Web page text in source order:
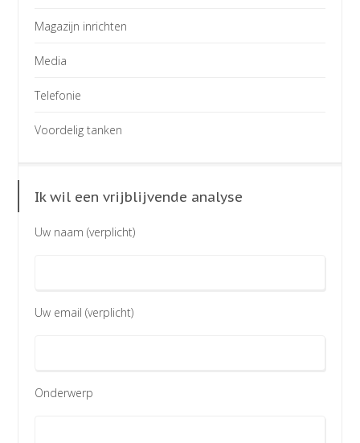
Magazijn inrichten
Media
Telefonie
Voordelig tanken
Ik wil een vrijblijvende analyse
Uw naam (verplicht)
Uw email (verplicht)
Onderwerp